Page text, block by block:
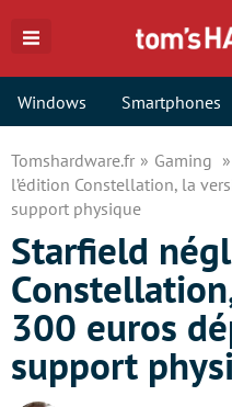
Windows Smartphones
Tomshardware.fr Gaming
l’édition Constellation, la
support physique
Starfield
300 euros
support